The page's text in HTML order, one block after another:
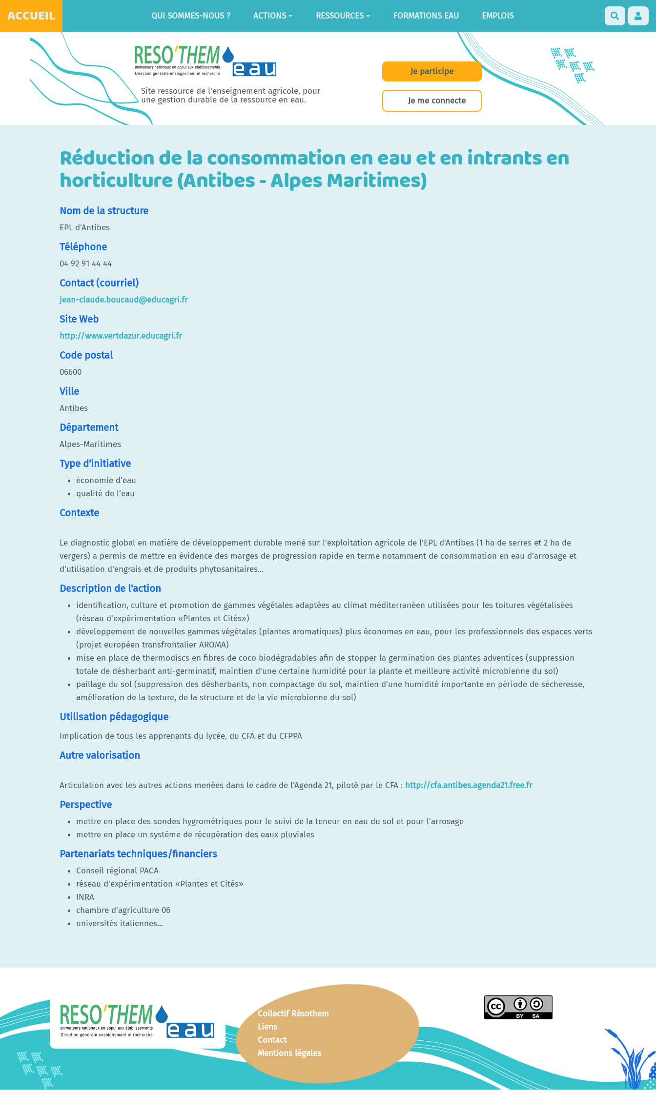
ACCUEIL QUI SOMMES-NOUS ? ACTIONS RESSOURCES FORMATIONS EAU EMPLOIS
Site ressource de l'enseignement agricole, pour
une gestion durable de la ressource en eau.
Je participe
Je me connecte
Réduction de la consommation en eau et en intrants en
horticulture (Antibes - Alpes Maritimes)
Nom de la structure
EPL d'Antibes
Téléphone
04 92 91 44 44
Contact (courriel)
jean-claude.boucaud@educagri.fr
Site Web
http://www.vertdazur.educagri.fr
Code postal
06600
Ville
Antibes
Département
Alpes-Maritimes
Type d'initiative
économie d'eau
qualité de l'eau
Contexte
Le diagnostic global en matière de développement durable mené sur l'exploitation agricole de l'EPL d'Antibes (1 ha de serres et 2 ha de
vergers) a permis de mettre en évidence des marges de progression rapide en terme notamment de consommation en eau d'arrosage et
d'utilisation d'engrais et de produits phytosanitaires...
Description de l'action
identification, culture et promotion de gammes végétales adaptées au climat méditerranéen utilisées pour les toitures végétalisées
(réseau d'expérimentation «Plantes et Cités»)
développement de nouvelles gammes végétales (plantes aromatiques) plus économes en eau, pour les professionnels des espaces verts
(projet européen transfrontalier AROMA)
mise en place de thermodiscs en fibres de coco biodégradables afin de stopper la germination des plantes adventices (suppression
totale de désherbant anti-germinatif, maintien d'une certaine humidité pour la plante et meilleure activité microbienne du sol)
paillage du sol (suppression des désherbants, non compactage du sol, maintien d'une humidité importante en période de sécheresse,
amélioration de la texture, de la structure et de la vie microbienne du sol)
Utilisation pédagogique
Implication de tous les apprenants du lycée, du CFA et du CFPPA
Autre valorisation
Articulation avec les autres actions menées dans le cadre de l'Agenda 21, piloté par le CFA : http://cfa.antibes.agenda21.free.fr
Perspective
mettre en place des sondes hygrométriques pour le suivi de la teneur en eau du sol et pour l'arrosage
mettre en place un système de récupération des eaux pluviales
Partenariats techniques/financiers
Conseil régional PACA
réseau d'expérimentation «Plantes et Cités»
INRA
chambre d'agriculture 06
universités italiennes...
Collectif Résothem
Liens
Contact
Mentions légales